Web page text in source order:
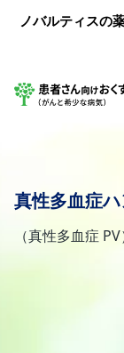
ノバルティスの
Site Logo
真性多血症
（真性多血症 PV